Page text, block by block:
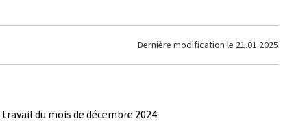
Dernière modification le 21.01.2025
du mois de décembre 2024.